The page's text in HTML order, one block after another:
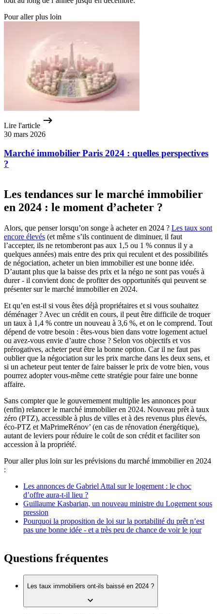
Pour aller plus loin
Lire l'article
30 mars 2026
Marché immobilier Paris 2024 : quelles perspectives
?
Les tendances sur le marché immobilier
en 2024 : le moment d’acheter ?
Alors, que penser lorsqu’on songe à acheter en 2024 ? Les taux sont
encore élevés (et même s’ils continuent de diminuer, il faut
l’accepter, ils ne retomberont pas aux 1,5 ou 1 % connus il y a
quelques années) mais entre des prix qui reculent et des possibilités
de négociation, acheter un bien immobilier est une bonne idée.
D’autant plus que la baisse des prix et la négo ne sont pas voués à
durer - il convient donc de profiter des opportunités qui peuvent se
présenter sur le marché immobilier en 2024.
Et qu’en est-il si vous êtes déjà propriétaires et si vous souhaitez
déménager ? Avec un crédit en cours, il peut être difficile de troquer
un taux à 1,4 % contre un nouveau à 3,6 %, et on le comprend. Tout
dépend de votre besoin : êtes-vous bien dans votre logement actuel
ou avez-vous envie d’autre chose ? Selon vos objectifs et vos
prérogatives, acheter peut être la bonne option. Car il ne faut pas
oublier que la négociation sur les prix marche dans les deux sens, et
si un acheteur peut tenter de faire baisser le prix de votre bien, vous
pourrez adopter vous-même cette stratégie pour faire une bonne
affaire.
Sans compter que le gouvernement multiplie les annonces pour
(enfin) relancer le marché immobilier en 2024. Nouveau prêt à taux
zéro (PTZ), accessible à plus de villes et à des revenus plus élevés,
éco-PTZ et MaPrimeRénov’ (en cas de rénovation énergétique),
autant de leviers pour réduire le coût de son crédit et faciliter son
accession à la propriété.
Pour aller plus loin sur les prévisions du marché immobilier en 2024
:
Les annonces de Gabriel Attal sur le logement : le choc
d’offre aura-t-il lieu ?
Guillaume Kasbarian, un nouveau ministre du Logement sous
pression
Pourquoi la proposition de loi sur la portabilité du prêt n’est
pas une bonne idée - et a très peu de chance de voir le jour
Questions fréquentes
Les taux immobiliers ont-ils baissé en 2024 ?